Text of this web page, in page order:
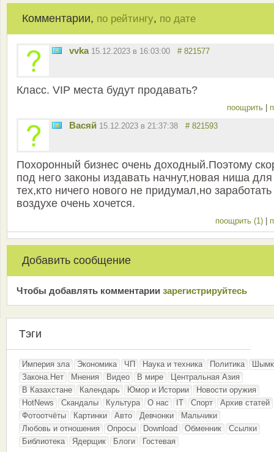
Комментарии, по рейтингу, по дате
vvka 15.12.2023 в 16:03:00 # 821577
Класс. VIP места будут продавать?
поощрить
Васяй 15.12.2023 в 21:37:38 # 821593
Похоронный бизнес очень доходный.Поэтому
под него законы издавать начнут,новая ниша для
тех,кто ничего нового не придумал,но
воздухе очень хочется.
поощрить (1)
Добавить сообщение
Чтобы добавлять комментарии зарeгиcтрирyйтeсь
Тэги
Империя зла Экономика ЧП Наука и техника Политика
Закона.Нет
Мнения Видео В мире
Центральная Азия
В Казахстане
Календарь Юмор и Истории
Новости оружия
HotNews
Скандалы Культура О нас IT Спорт
Архив статей
Фотоотчёты
Картинки Авто Девчонки
Мальчики
Любовь и отношения
Опросы Download Обменник
Ссылки
Библиотека
Ядерщик Блоги Гостевая